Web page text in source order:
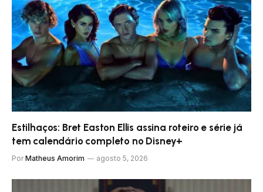
Estilhaços: Bret Easton Ellis assina roteiro e série já
tem calendário completo no Disney+
Por Matheus Amorim agosto 5, 2026